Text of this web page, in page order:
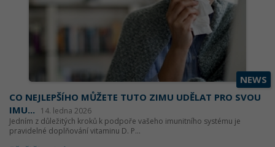
NEWS
CO NEJLEPŠÍHO MŮŽETE TUTO ZIMU UDĚLAT PRO SVOU
IMU...
14. ledna 2026
Jedním z důležitých kroků k podpoře vašeho imunitního systému je
pravidelné doplňování vitaminu D. P...